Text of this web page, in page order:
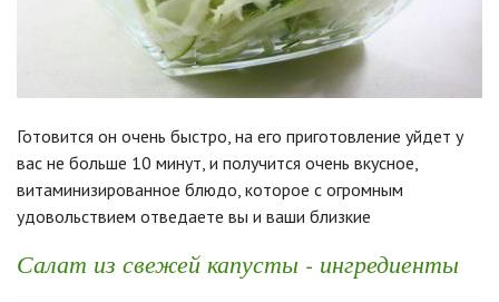
Готовится он очень быстро, на его приготовление уйдет у
вас не больше 10 минут, и получится очень вкусное,
витаминизированное блюдо, которое с огромным
удовольствием отведаете вы и ваши близкие
Салат из свежей капусты - ингредиенты